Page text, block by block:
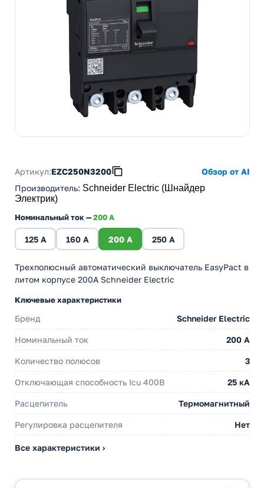
Артикул:EZC250N3200
Обзор от AI
Производитель: Schneider Electric (Шнайдер
Электрик)
Номинальный ток —200 A
125 A 160 A 200 A 250 A
Трехполюсный автоматический выключатель EasyPact в
литом корпусе 200А Schneider Electric
Ключевые характеристики
Бренд Schneider Electric
Номинальный ток 200 A
Количество полюсов 3
Отключающая способность Icu 400В 25 кА
Расцепитель Термомагнитный
Регулировка расцепителя Нет
Все характеристики ›